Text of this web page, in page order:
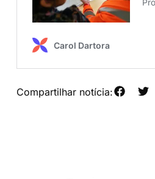
Compartilhar notícia: